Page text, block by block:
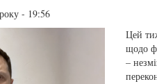
- 19:56
Цей
щодо
–